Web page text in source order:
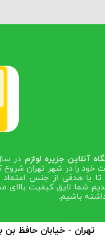
آنلاین جزیره لوازم
خود را در شهر تهران
تا با هدفی از جنس اعتماد
شما لایق کیفیت بالای
باشیم.
تهران - خیابان حافظ